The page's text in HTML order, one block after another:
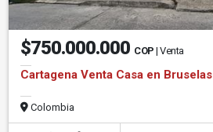
$750.000.000 COP | Venta
Cartagena Venta Casa en Bruselas
Colombia